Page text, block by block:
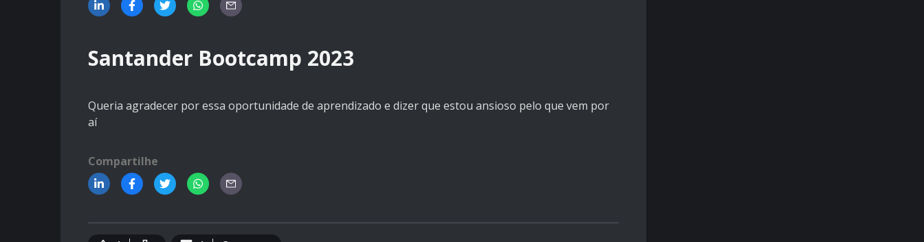
Santander Bootcamp 2023
Queria agradecer por essa oportunidade de aprendizado e dizer que estou ansioso pelo que vem por
aí
Compartilhe